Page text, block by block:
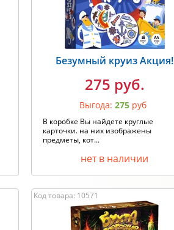
Безумный круиз Акция!
275 руб.
Выгода: 275руб
В коробке Вы найдете круглые
карточки. на них изображены
предметы, кот...
нет в наличии
Код товара: 10571